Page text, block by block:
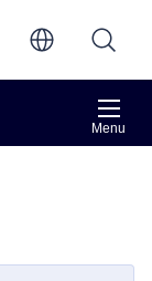
Menu